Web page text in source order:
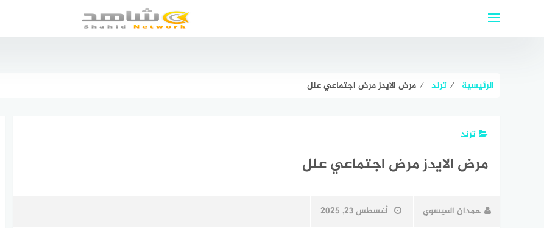
الرئيسية ⁄ ترند ⁄ مرض الايدز مرض اجتماعي علل
ترند
مرض الايدز مرض اجتماعي علل
حمدان العيسوي أغسطس 23, 2025